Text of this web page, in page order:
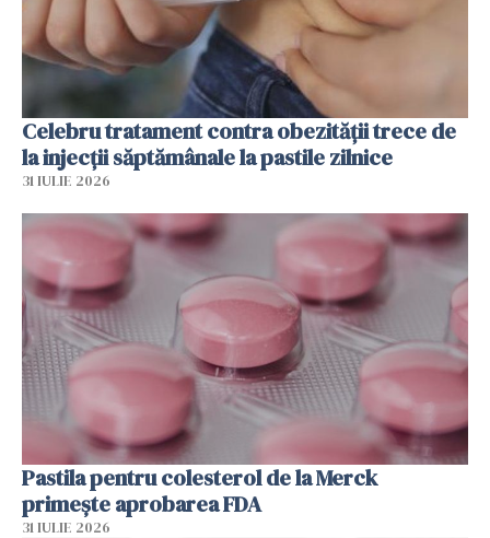
Celebru tratament contra obezității trece de
la injecții săptămânale la pastile zilnice
31 IULIE 2026
Pastila pentru colesterol de la Merck
primește aprobarea FDA
31 IULIE 2026